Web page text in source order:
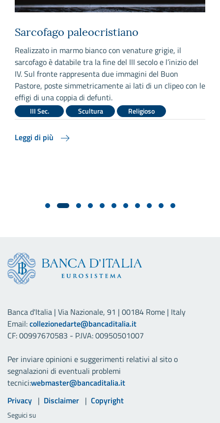
Sarcofago paleocristiano
Realizzato in marmo bianco con venature grigie, il
sarcofago è databile tra la fine del III secolo e l’inizio del
IV. Sul fronte rappresenta due immagini del Buon
Pastore, poste simmetricamente ai lati di un clipeo con le
effigi di una coppia di defunti.
III Sec. Scultura Religioso
Leggi di più
Banca d'Italia | Via Nazionale, 91 | 00184 Rome | Italy
Email:collezionedarte@bancaditalia.it
CF: 00997670583 - P.IVA: 00950501007
Per inviare opinioni e suggerimenti relativi al sito o
segnalazioni di eventuali problemi
tecnici:webmaster@bancaditalia.it
Link utili
Privacy Disclaimer Copyright
Seguici su